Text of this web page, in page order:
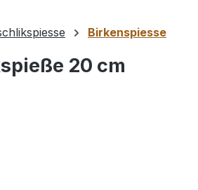
Birkenspiesse
20 cm